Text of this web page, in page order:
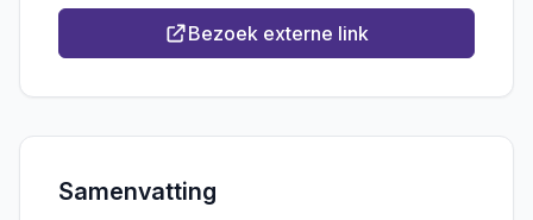
Bezoek externe link
Samenvatting